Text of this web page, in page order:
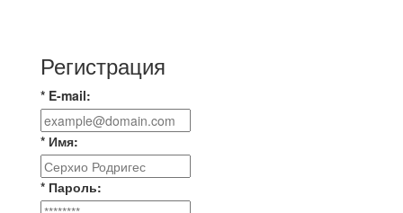
Регистрация
* E-mail:
* Имя:
* Пароль: